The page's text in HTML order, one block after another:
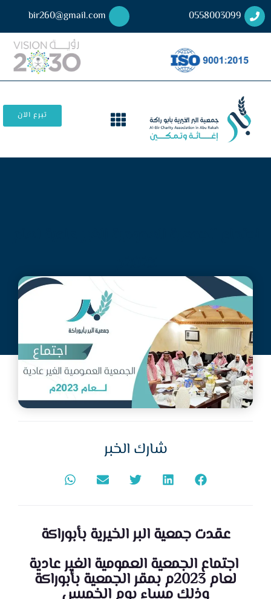
0558003099
bir260@gmail.com
تبرع الآن
جمعية أبوراكة أكتوبر 20, 2023
شارك الخبر
عقدت ⁧‫جمعية البر الخيرية بأبوراكة‬⁩‬
‫ اجتماع الجمعية العمومية الغير عادية
لعام 2023م بمقر الجمعية بأبوراكة